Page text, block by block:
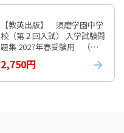
【教英出版】 須磨学園中学
校（第２回入試） 入学試験問
題集 2027年春受験用 （※
お取り寄せ商品）
2,750円